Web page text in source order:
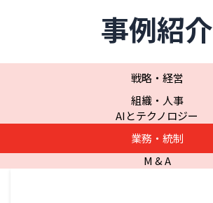
事例紹介
戦略・経営
組織・人事
AIとテクノロジー
業務・統制
M & A